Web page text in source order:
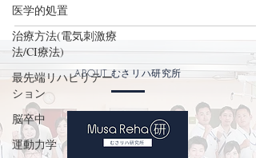
医学的処置
治療方法(電気刺激療
法/CI療法)
最先端リハビリテー
ション
脳卒中
運動力学
ABOUTむさリハ研究所